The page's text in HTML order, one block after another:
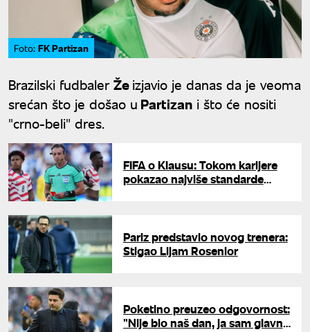
Foto: FK Partizan
Brazilski fudbalerŽeizjavio je danas da je veoma
srećan što je došao u Partizan i što će nositi
"crno-beli" dres.
FIFA o Klausu: Tokom karijere
pokazao najviše standarde
Pariz predstavio novog trenera:
Stigao Lijam Rosenior
Poketino preuzeo odgovornost:
"Nije bio naš dan, ja sam glavni